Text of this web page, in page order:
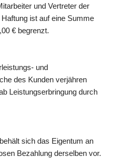
und Vertreter der
ist auf eine Summe
€ begrenzt.
und
des Kunden verjähren
Leistungserbringung durch
sich das Eigentum an
Bezahlung derselben vor.